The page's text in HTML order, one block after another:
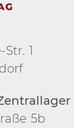
1
5b